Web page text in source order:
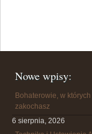
Nowe wpisy:
Bohaterowie, w których
zakochasz
6 sierpnia, 2026